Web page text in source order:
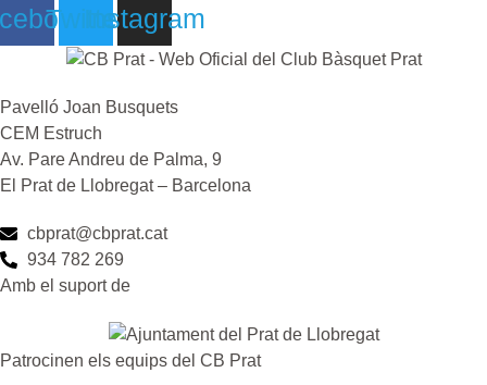
TwitterInstagram
Pavelló Joan Busquets
CEM Estruch
Av. Pare Andreu de Palma, 9
El Prat de Llobregat – Barcelona
cbprat@cbprat.cat
934 782 269
Amb el suport de
Patrocinen els equips del CB Prat